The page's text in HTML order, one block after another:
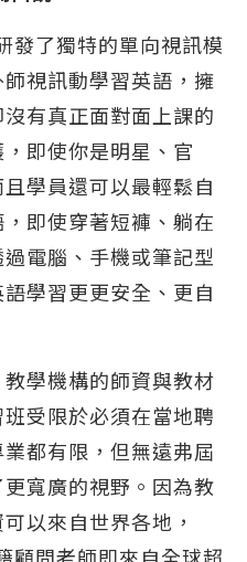
發了獨特的單向視訊模
視訊動學習英語，擁
有真正面對面上課的
即使你是明星、官
學員還可以最輕鬆自
即使穿著短褲、躺在
電腦、手機或筆記型
學習更更安全、更自
學機構的師資與教材
受限於必須在當地聘
都有限，但無遠弗屆
寬廣的視野。因為教
以來自世界各地，